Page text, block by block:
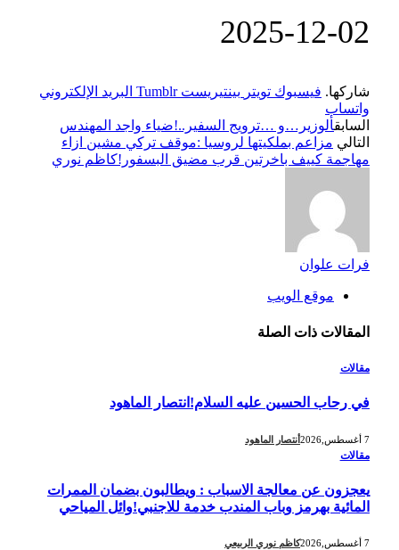
‎2025-‎12-‎02
شاركها. فيسبوك تويتر بينتيريست Tumblr البريد الإلكتروني
واتساب
السابقألوزير…و …ترويج السفير..!ضياء واجد المهندس
التالي مزاعم بملكيتها لروسيا :موقف تركي مشين ازاء
مهاجمة كييف باخرتين قرب مضيق البسفور!كاظم نوري
فرات علوان
موقع الويب
المقالاتذات الصلة
مقالات
في رحاب الحسين عليه السلام!انتصار الماهود
أنتصار الماهود
مقالات
يعجزون عن معالجة الاسباب : ويطالبون بضمان الممرات
المائية بهرمز وباب المندب خدمة للاجنبي!وائل المياحي
كاظم نوري الربيعي